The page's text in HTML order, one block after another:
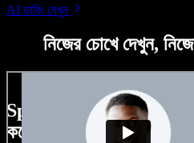
AI ডাবিং দেখুন
নিজের চোখে দেখুন,
Speechify Studio দিয়ে কী
কয়েকটা উদাহরণ দেখুন